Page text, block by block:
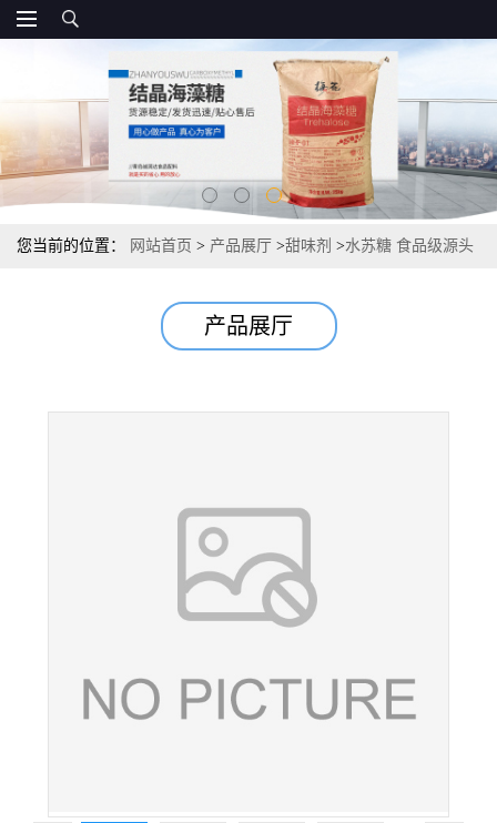
您当前的位置： 网站首页 > 产品展厅 >甜味剂 >水苏糖 食品级源头
产品展厅